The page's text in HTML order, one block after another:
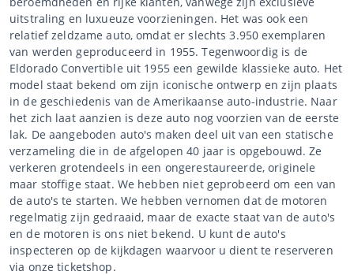
uitstraling en luxueuze voorzieningen. Het was ook een
relatief zeldzame auto, omdat er slechts 3.950 exemplaren
van werden geproduceerd in 1955. Tegenwoordig is de
Eldorado Convertible uit 1955 een gewilde klassieke auto. Het
model staat bekend om zijn iconische ontwerp en zijn plaats
in de geschiedenis van de Amerikaanse auto-industrie. Naar
het zich laat aanzien is deze auto nog voorzien van de eerste
lak. De aangeboden auto's maken deel uit van een statische
verzameling die in de afgelopen 40 jaar is opgebouwd. Ze
verkeren grotendeels in een ongerestaureerde, originele
maar stoffige staat. We hebben niet geprobeerd om een van
de auto's te starten. We hebben vernomen dat de motoren
regelmatig zijn gedraaid, maar de exacte staat van de auto's
en de motoren is ons niet bekend. U kunt de auto's
inspecteren op de kijkdagen waarvoor u dient te reserveren
via onze ticketshop.